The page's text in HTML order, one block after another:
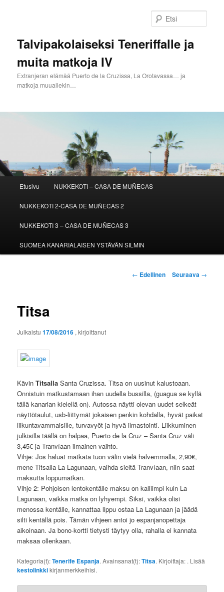
Talvipakolaiseksi Teneriffalle ja
muita matkoja IV
Extranjeran elämää Puerto de la Cruzissa, La Orotavassa… ja
matkoja muuallekin…
Etusivu NUKKEKOTI – CASA DE MUÑECAS
NUKKEKOTI 2-CASA DE MUÑECAS 2
NUKKEKOTI 3 – CASA DE MUÑECAS 3
SUOMEA KANARIALAISEN YSTÄVÄN SILMIN
Artikkelien
← Edellinen Seuraava →
Titsa
Julkaistu17/08/2016 , kirjoittanut
KävinTitsalla Santa Cruzissa. Titsa on uusinut kalustoaan.
Onnistuin matkustamaan ihan uudella bussilla, (guagua se kyllä
tällä kanarian kielellä on). Autossa näytti olevan uudet selkeät
näyttötaulut, usb-liittymät jokaisen penkin kohdalla, hyvät paikat
liikuntavammaisille, turvavyöt ja hyvä ilmastointi. Liikkuminen
julkisilla täällä on halpaa, Puerto de la Cruz – Santa Cruz väli
3,45€ ja Tranvíaan ilmainen vaihto.
Vihje: Jos haluat matkata tuon välin vielä halvemmalla, 2,90€,
mene Titsalla La Lagunaan, vaihda sieltä Tranvíaan, niin saat
maksutta loppumatkan.
Vihje 2: Pohjoisen lentokentälle maksu on kalliimpi kuin La
Lagunaan, vaikka matka on lyhyempi. Siksi, vaikka olisi
menossa kentälle, kannattaa lippu ostaa La Lagunaan ja jäädä
silti kentällä pois. Tämän vihjeen antoi jo espanjanopettaja
aikoinaan. Ja bono-kortti tietysti täytyy olla, rahalla ei kannata
maksaa ollenkaan.
Kategoria(t):Tenerife Espanja. Avainsanat(t):Titsa. Kirjoittaja: . Lisää
kestolinkkikirjanmerkkeihisi.